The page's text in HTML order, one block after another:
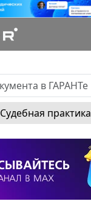
Судебная практика